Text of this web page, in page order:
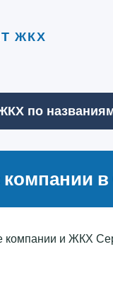
ЖКХ
по
в
и ЖКХ